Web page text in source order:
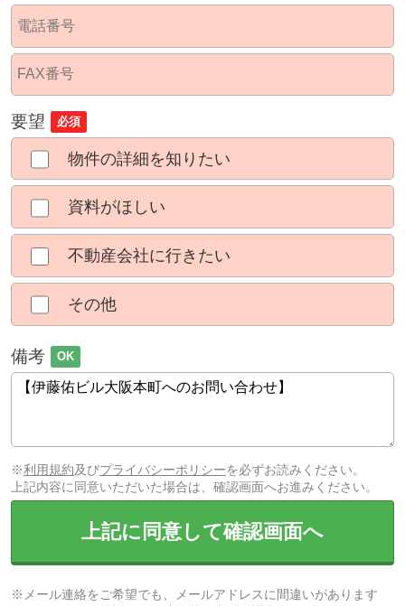
要望 必須
物件の詳細を知りたい
資料がほしい
不動産会社に行きたい
その他
備考 OK
※利用規約及びプライバシーポリシーを必ずお読みください。
上記内容に同意いただいた場合は、確認画面へお進みください。
上記に同意して確認画面へ
※メール連絡をご希望でも、メールアドレスに間違いがあります